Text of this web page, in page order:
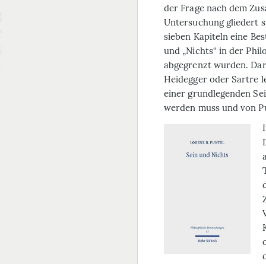
der Frage nach dem
Untersuchung gliedert
sieben Kapiteln eine
und „Nichts“ in der
abgegrenzt wurden.
Heidegger oder Sartre
einer grundlegenden
werden muss und von